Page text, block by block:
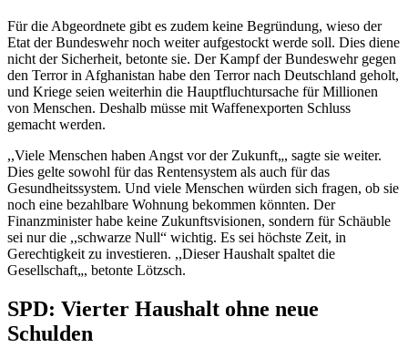
Für die Abgeordnete gibt es zudem keine Begründung, wieso der
Etat der Bundeswehr noch weiter aufgestockt werde soll. Dies diene
nicht der Sicherheit, betonte sie. Der Kampf der Bundeswehr gegen
den Terror in Afghanistan habe den Terror nach Deutschland geholt,
und Kriege seien weiterhin die Hauptfluchtursache für Millionen
von Menschen. Deshalb müsse mit Waffenexporten Schluss
gemacht werden.
,,Viele Menschen haben Angst vor der Zukunft„, sagte sie weiter.
Dies gelte sowohl für das Rentensystem als auch für das
Gesundheitssystem. Und viele Menschen würden sich fragen, ob sie
noch eine bezahlbare Wohnung bekommen könnten. Der
Finanzminister habe keine Zukunftsvisionen, sondern für Schäuble
sei nur die ,,schwarze Null“ wichtig. Es sei höchste Zeit, in
Gerechtigkeit zu investieren. ,,Dieser Haushalt spaltet die
Gesellschaft„, betonte Lötzsch.
SPD: Vierter Haushalt ohne neue
Schulden